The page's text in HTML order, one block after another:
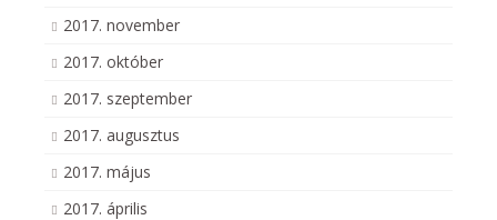
2017. november
2017. október
2017. szeptember
2017. augusztus
2017. május
2017. április